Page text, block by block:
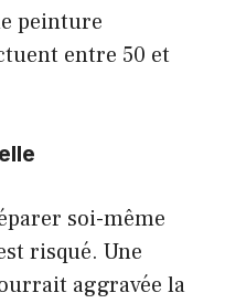
peinture
entre 50 et
soi-même
risqué. Une
aggravée la